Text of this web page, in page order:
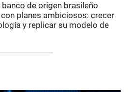
banco de origen brasileño
planes ambiciosos: crecer
y replicar su modelo de